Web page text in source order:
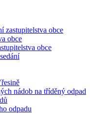
zastupitelstva obce
obce
obce
nádob na tříděný odpad
odpadu